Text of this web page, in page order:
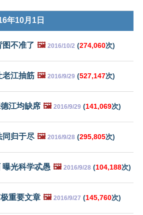
年10月1日
图不准了 🖼️ 2016/10/2 (274,060次)
老江抽筋 🖼️ 2016/9/29 (527,147次)
江均缺席 🖼️ 2016/9/29 (141,069次)
同归于尽 🖼️ 2016/9/28 (295,805次)
光科学忒愚 🖼️ 2016/9/28 (104,188次)
重要文章 🖼️ 2016/9/27 (145,760次)